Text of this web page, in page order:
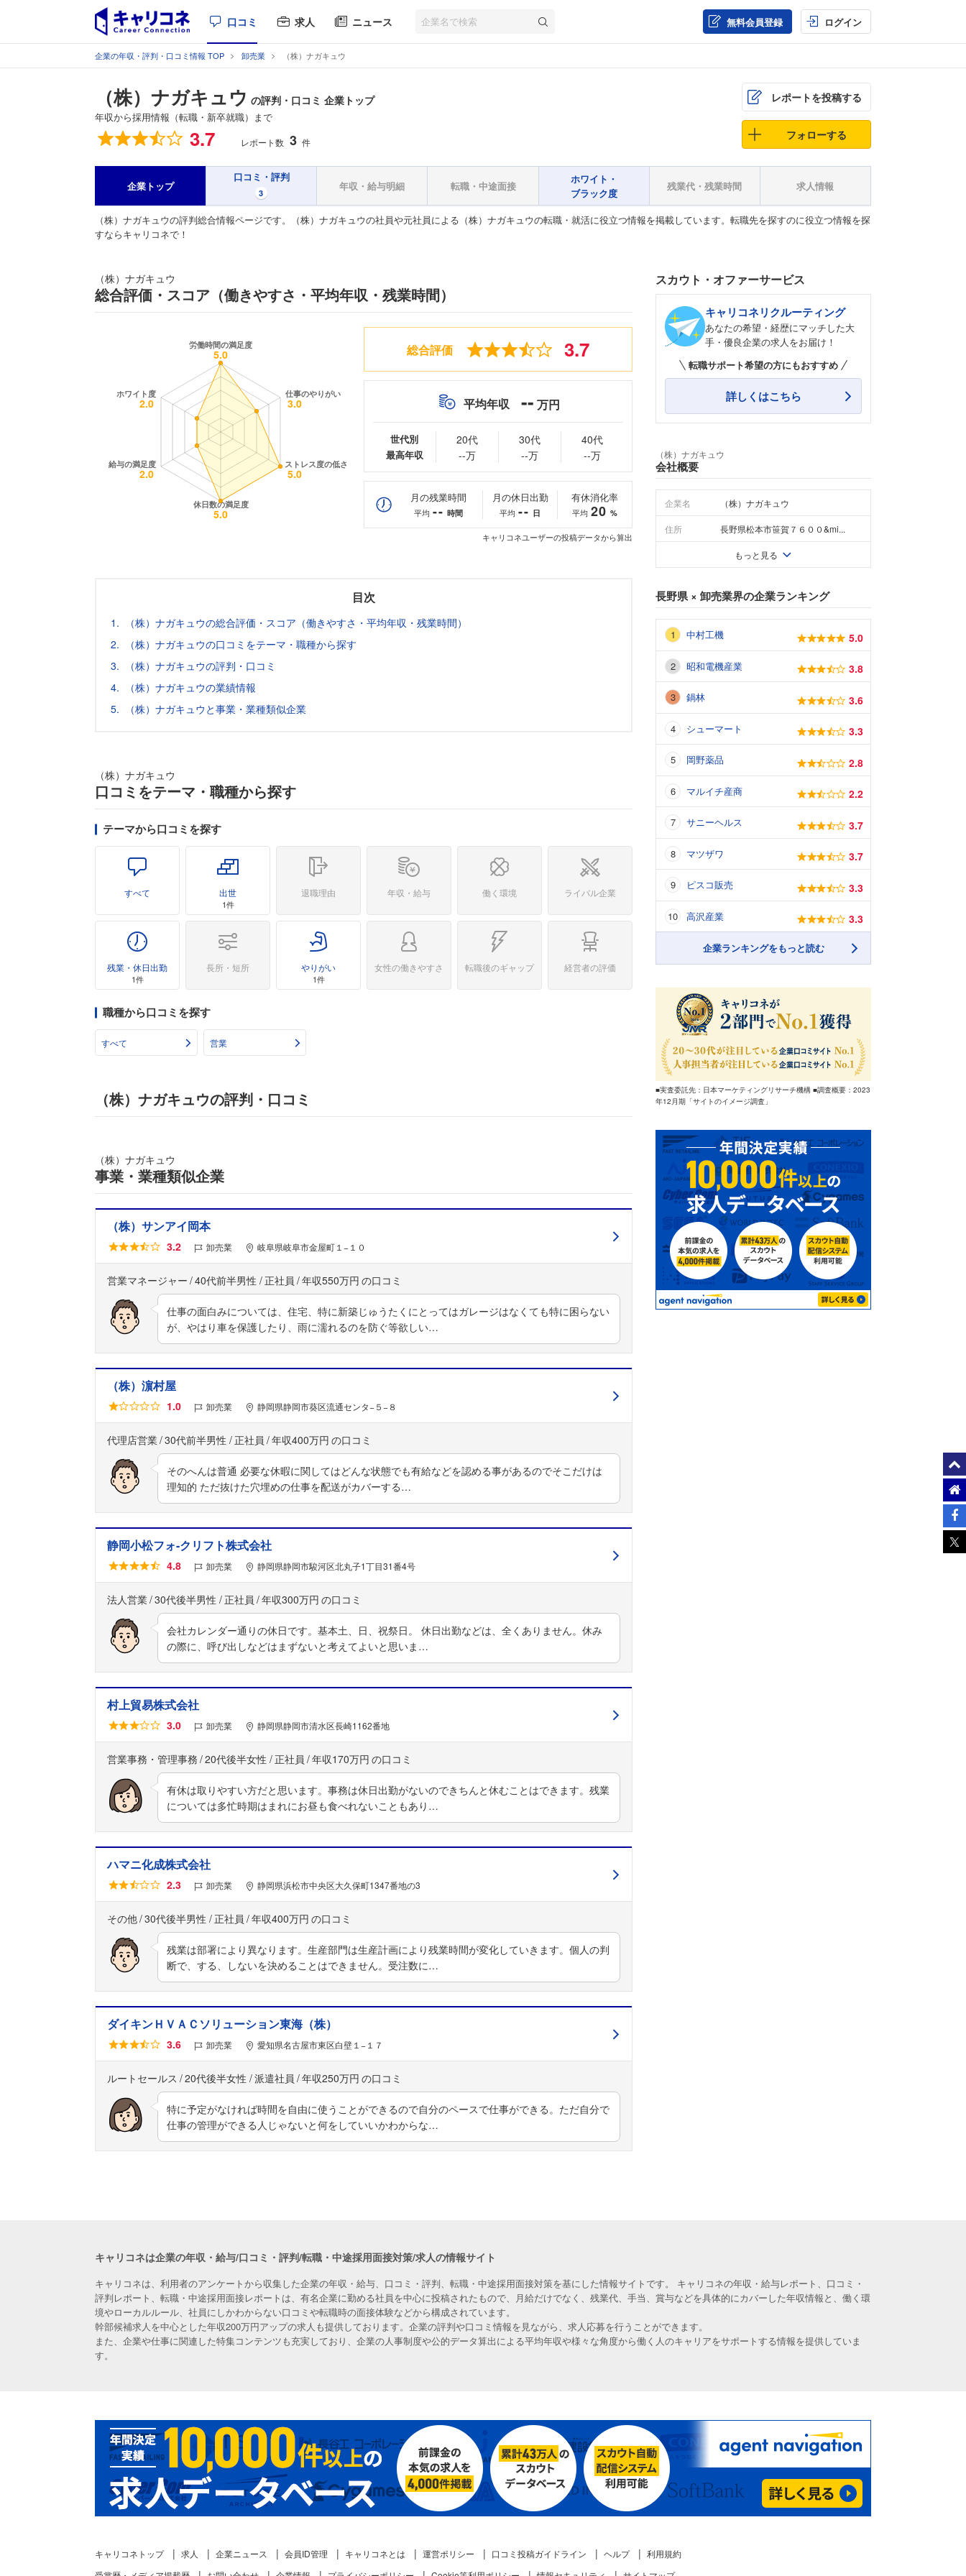
口コミ 求人 ニュース 無料会員登録 ログイン
企業の年収・評判・口コミ情報 TOP 卸売業 （株）ナガキュウ
（株）ナガキュウ の評判・口コミ 企業トップ
年収から採用情報（転職・新卒就職）まで
総合評価 3.7 レポート数 3 件
レポートを投稿する
フォローする
企業トップ
口コミ・評判
3
年収・給与明細 転職・中途面接
ホワイト・
ブラック度
残業代・残業時間 求人情報
（株）ナガキュウの評判総合情報ページです。（株）ナガキュウの社員や元社員による（株）ナガキュウの転職・就活に役立つ情報を掲載しています。転職先を探すのに役立つ情報を探
すならキャリコネで！
フォローしました
こちらの企業もフォローしませんか？
（株）ナガキュウ
総合評価・スコア（働きやすさ・平均年収・残業時間）
総合評価 3.7
平均年収 -- 万円
世代別
最高年収
20代
--万
30代
--万
40代
--万
月の残業時間
平均 -- 時間
月の休日出勤
平均 -- 日
有休消化率
平均 20 %
キャリコネユーザーの投稿データから算出
目次
（株）ナガキュウの総合評価・スコア（働きやすさ・平均年収・残業時間）
（株）ナガキュウの口コミをテーマ・職種から探す
（株）ナガキュウの評判・口コミ
（株）ナガキュウの業績情報
（株）ナガキュウと事業・業種類似企業
（株）ナガキュウ
口コミをテーマ・職種から探す
テーマから口コミを探す
すべて 出世
1件
退職理由 年収・給与 働く環境 ライバル企業
残業・休日出勤
1件
長所・短所 やりがい
1件
女性の働きやすさ 転職後のギャップ 経営者の評価
職種から口コミを探す
すべて 営業
（株）ナガキュウの評判・口コミ
（株）ナガキュウ
事業・業種類似企業
（株）サンアイ岡本
3.2 卸売業 岐阜県岐阜市金屋町１−１０
営業マネージャー 40代前半男性 正社員 年収550万円
仕事の面白みについては、住宅、特に新築じゅうたくにとってはガレージはなくても特に困らない
が、やはり車を保護したり、雨に濡れるのを防ぐ等欲しい…
（株）濵村屋
1.0 卸売業 静岡県静岡市葵区流通センタ−５−８
代理店営業 30代前半男性 正社員 年収400万円
そのへんは普通 必要な休暇に関してはどんな状態でも有給などを認める事があるのでそこだけは
理知的 ただ抜けた穴埋めの仕事を配送がカバーする…
静岡小松フォ-クリフト株式会社
4.8 卸売業 静岡県静岡市駿河区北丸子1丁目31番4号
法人営業 30代後半男性 正社員 年収300万円
会社カレンダー通りの休日です。基本土、日、祝祭日。 休日出勤などは、全くありません。休み
の際に、呼び出しなどはまずないと考えてよいと思いま…
村上貿易株式会社
3.0 卸売業 静岡県静岡市清水区長崎1162番地
営業事務・管理事務 20代後半女性 正社員 年収170万円
有休は取りやすい方だと思います。事務は休日出勤がないのできちんと休むことはできます。残業
については多忙時期はまれにお昼も食べれないこともあり…
ハマニ化成株式会社
2.3 卸売業 静岡県浜松市中央区大久保町1347番地の3
その他 30代後半男性 正社員 年収400万円
残業は部署により異なります。生産部門は生産計画により残業時間が変化していきます。個人の判
断で、する、しないを決めることはできません。受注数に…
ダイキンＨＶＡＣソリューション東海（株）
3.6 卸売業 愛知県名古屋市東区白壁１−１７
ルートセールス 20代後半女性 派遣社員 年収250万円
特に予定がなければ時間を自由に使うことができるので自分のペースで仕事ができる。ただ自分で
仕事の管理ができる人じゃないと何をしていいかわからな…
スカウト・オファーサービス
キャリコネリクルーティング
あなたの希望・経歴にマッチした大
手・優良企業の求人をお届け！
転職サポート希望の方にもおすすめ
詳しくはこちら
（株）ナガキュウ
会社概要
企業名 （株）ナガキュウ
住所 長野県松本市笹賀７６００&mi...
もっと見る
長野県× 卸売業界の企業ランキング
中村工機 5.0
昭和電機産業 3.8
鍋林 3.6
シューマート 3.3
岡野薬品 2.8
マルイチ産商 2.2
サニーヘルス 3.7
マツザワ 3.7
ピスコ販売 3.3
高沢産業 3.3
企業ランキングをもっと読む
■実査委託先：日本マーケティングリサーチ機構 ■調査概要：2023
年12月期「サイトのイメージ調査」
キャリコネは企業の年収・給与/口コミ・評判/転職・中途採用面接対策/求人の情報サイト
キャリコネは、利用者のアンケートから収集した企業の年収・給与、口コミ・評判、転職・中途採用面接対策を基にした情報サイトです。 キャリコネの年収・給与レポート、口コミ・
評判レポート、転職・中途採用面接レポートは、有名企業に勤める社員を中心に投稿されたもので、月給だけでなく、残業代、手当、賞与などを具体的にカバーした年収情報と、働く環
境やローカルルール、社員にしかわからない口コミや転職時の面接体験などから構成されています。
幹部候補求人を中心とした年収200万円アップの求人も提供しております。企業の評判や口コミ情報を見ながら、求人応募を行うことができます。
また、企業や仕事に関連した特集コンテンツも充実しており、企業の人事制度や公的データ算出による平均年収や様々な角度から働く人のキャリアをサポートする情報を提供していま
す。
キャリコネトップ 求人 企業ニュース 会員ID管理 キャリコネとは 運営ポリシー 口コミ投稿ガイドライン ヘルプ
利用規約